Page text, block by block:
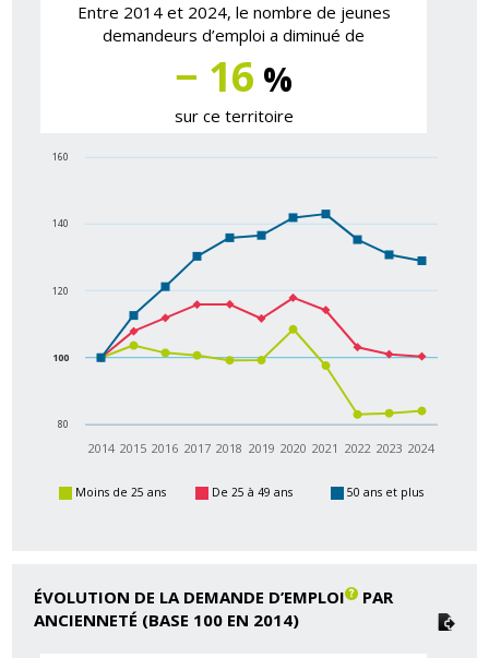
Entre 2014 et 2024, le nombre de jeunes
demandeurs d’emploi a diminué de
− 16 %
sur ce territoire
2014 2015 2016 2017 2018 2019 2020 2021 2022 2023 2024
80
100
120
140
160
Moins de 25 ans De 25 à 49 ans 50 ans et plus
ÉVOLUTION DE LA DEMANDE D’EMPLOI
PAR
ANCIENNETÉ (BASE 100 EN 2014)